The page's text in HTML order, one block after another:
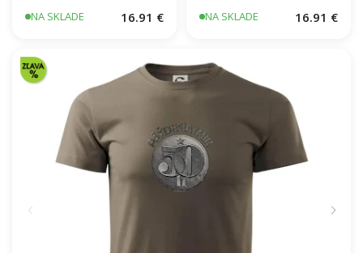
NA SKLADE 16.91 € NA SKLADE 16.91 €